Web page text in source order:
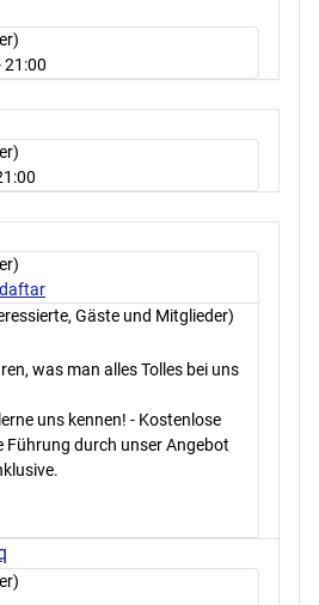
21:00
Gäste und Mitglieder)
was man alles Tolles bei uns
uns kennen! - Kostenlose
Führung durch unser Angebot